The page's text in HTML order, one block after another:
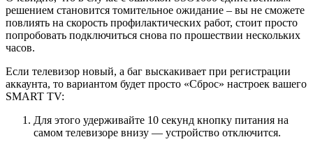
решением становится томительное ожидание – вы не сможете
повлиять на скорость профилактических работ, стоит просто
попробовать подключиться снова по прошествии нескольких
часов.
Если телевизор новый, а баг выскакивает при регистрации
аккаунта, то вариантом будет просто «Сброс» настроек вашего
SMART TV:
Для этого удерживайте 10 секунд кнопку питания на
самом телевизоре внизу — устройство отключится.